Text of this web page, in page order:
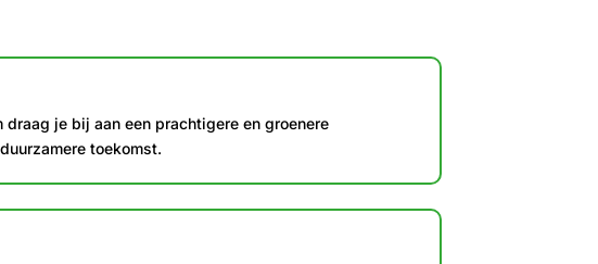
je bij aan een prachtigere en groenere
toekomst.